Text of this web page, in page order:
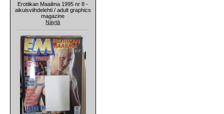
Erotiikan Maailma 1995 nr 8 -
aikuisviihdelehti / adult graphics
magazine
Näytä